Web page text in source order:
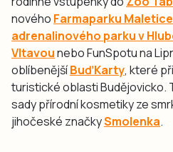
nového Farmaparku Maletice
adrenalinového parku v
Vltavounebo FunSpotu na
oblíbenějšíBuďKarty, které
turistické oblasti Budějovicko.
sady přírodní kosmetiky ze
jihočeské značkySmolenka.